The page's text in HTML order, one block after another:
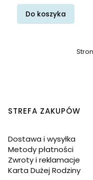
Do koszyka
Linki w stopce
STREFA ZAKUPÓW
Dostawa i wysyłka
Metody płatności
Zwroty i reklamacje
Karta Dużej Rodziny